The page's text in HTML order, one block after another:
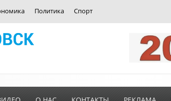
Политика Спорт